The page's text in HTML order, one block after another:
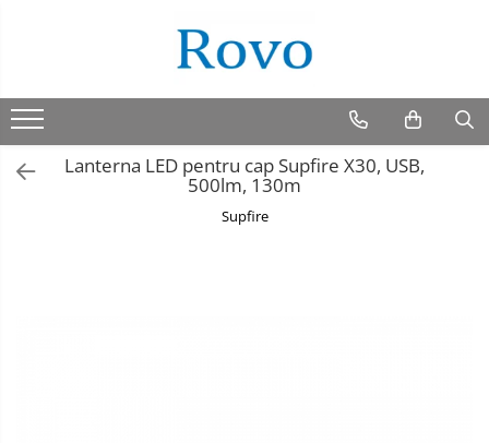
Lanterna LED pentru cap Supfire X30, USB,
500lm, 130m
Supfire